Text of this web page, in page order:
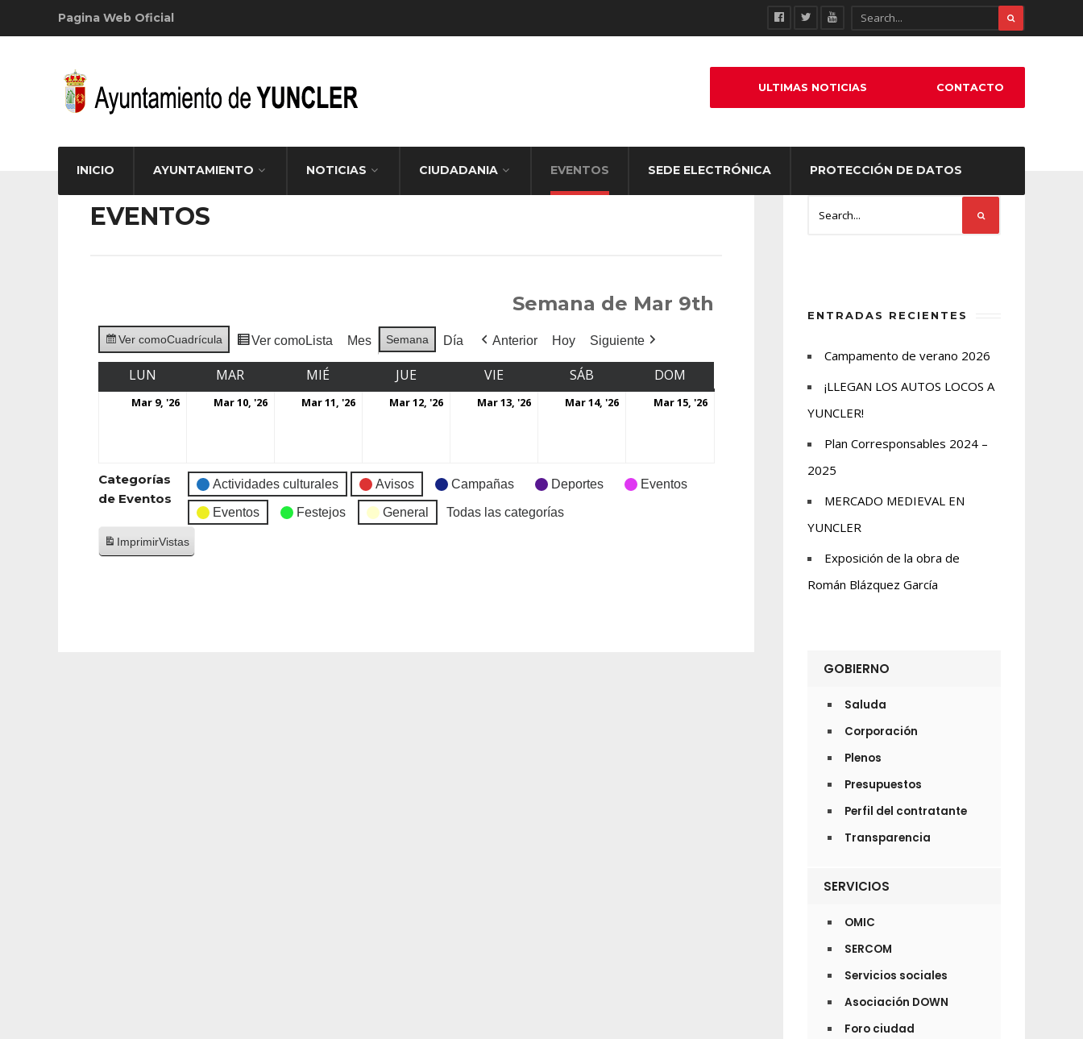
Pagina Web Oficial
INICIO AYUNTAMIENTO NOTICIAS CIUDADANIA EVENTOS SEDE ELECTRÓNICA PROTECCIÓN DE DATOS
ULTIMAS NOTICIAS CONTACTO
EVENTOS
Semana de Mar 9th
Ver comoCuadrícula Ver comoLista Mes Semana Día Anterior Hoy Siguiente
LUN MAR MIÉ JUE VIE SÁB DOM
Mar 9, '26 Mar 10, '26 Mar 11, '26 Mar 12, '26 Mar 13, '26 Mar 14, '26 Mar 15, '26
Categorías
de Eventos
Actividades culturales Avisos Campañas Deportes Eventos
Eventos Festejos General Todas las categorías
ImprimirVistas
ENTRADAS RECIENTES
Campamento de verano 2026
¡LLEGAN LOS AUTOS LOCOS A
YUNCLER!
Plan Corresponsables 2024 –
2025
MERCADO MEDIEVAL EN
YUNCLER
Exposición de la obra de
Román Blázquez García
GOBIERNO
Saluda
Corporación
Plenos
Presupuestos
Perfil del contratante
Transparencia
SERVICIOS
OMIC
SERCOM
Servicios sociales
Asociación DOWN
Foro ciudad